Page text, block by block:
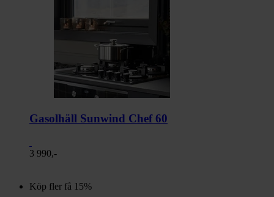
Gasolhäll Sunwind Chef 60
3 990,-
Köp fler få 15%